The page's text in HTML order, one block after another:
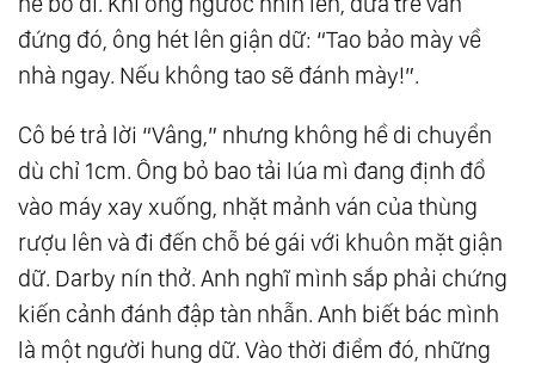
đứng đó, ông hét lên giận dữ: “Tao bảo mày về
nhà ngay. Nếu không tao sẽ đánh mày!”.
Cô bé trả lời “Vâng,” nhưng không hề di chuyển
dù chỉ 1cm. Ông bỏ bao tải lúa mì đang định đổ
vào máy xay xuống, nhặt mảnh ván của thùng
rượu lên và đi đến chỗ bé gái với khuôn mặt giận
dữ. Darby nín thở. Anh nghĩ mình sắp phải chứng
kiến cảnh đánh đập tàn nhẫn. Anh biết bác mình
là một người hung dữ. Vào thời điểm đó, những